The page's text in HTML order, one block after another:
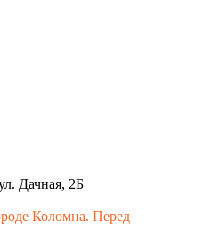
Дачная, 2Б
Коломна. Перед